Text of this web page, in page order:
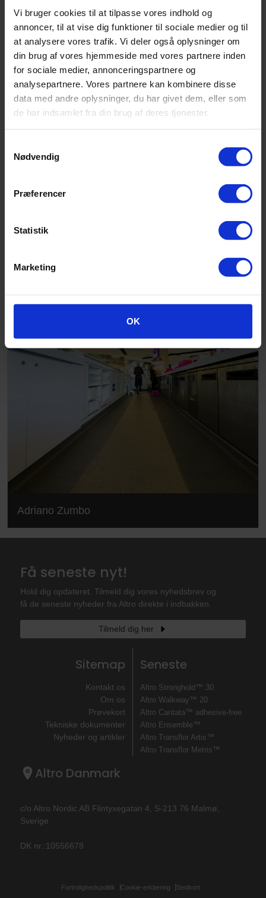
Vi bruger cookies til at tilpasse vores indhold og
annoncer, til at vise dig funktioner til sociale medier og til
at analysere vores trafik. Vi deler også oplysninger om
din brug af vores hjemmeside med vores partnere inden
for sociale medier, annonceringspartnere og
analysepartnere. Vores partnere kan kombinere disse
data med andre oplysninger, du har givet dem, eller som
de har indsamlet fra din brug af deres tjenester.
Nødvendig
Præferencer
Statistik
Marketing
OK
Adriano Zumbo
Adriano Zumbo
Få seneste nyt!
Hold dig opdateret. Tilmeld dig vores nyhedsbrev og
få de seneste nyheder fra Altro direkte i indbakken.
Tilmeld dig her
Sitemap
Kontakt os
Om os
Prøvekort
Tekniske dokumenter
Nyheder og artikler
Seneste
Altro Stronghold™ 30
Altro Walkway™ 20
Altro Cantata™ adhesive‐free
Altro Ensemble™
Altro Transflor Artis™
Altro Transflor Metris™
Altro Danmark
c/o Altro Nordic AB Flintyxegatan 4, S-213 76 Malmø,
Sverige
DK nr.:10556678
Fortrolighedspolitik Cookie-erklæring Stedkort